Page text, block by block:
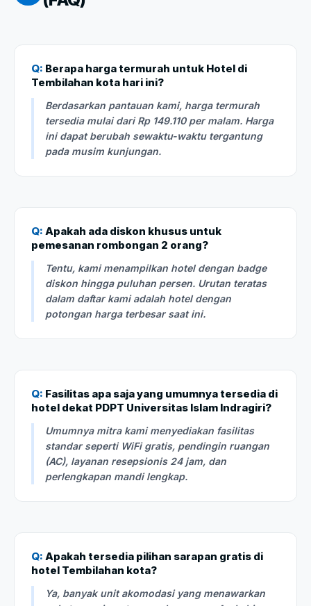
Q: Berapa harga termurah untuk Hotel di
Tembilahan kota hari ini?
Berdasarkan pantauan kami, harga termurah
tersedia mulai dari Rp 149.110 per malam. Harga
ini dapat berubah sewaktu-waktu tergantung
pada musim kunjungan.
Q: Apakah ada diskon khusus untuk
pemesanan rombongan 2 orang?
Tentu, kami menampilkan hotel dengan badge
diskon hingga puluhan persen. Urutan teratas
dalam daftar kami adalah hotel dengan
potongan harga terbesar saat ini.
Q: Fasilitas apa saja yang umumnya tersedia di
hotel dekat PDPT Universitas Islam Indragiri?
Umumnya mitra kami menyediakan fasilitas
standar seperti WiFi gratis, pendingin ruangan
(AC), layanan resepsionis 24 jam, dan
perlengkapan mandi lengkap.
Q: Apakah tersedia pilihan sarapan gratis di
hotel Tembilahan kota?
Ya, banyak unit akomodasi yang menawarkan